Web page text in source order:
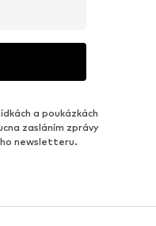
a poukázkách
zasláním zprávy
newsletteru.